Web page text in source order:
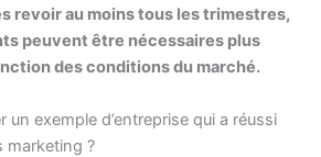
revoir au moins tous les trimestres,
peuvent être nécessaires plus
des conditions du marché.
exemple d’entreprise qui a réussi
marketing ?